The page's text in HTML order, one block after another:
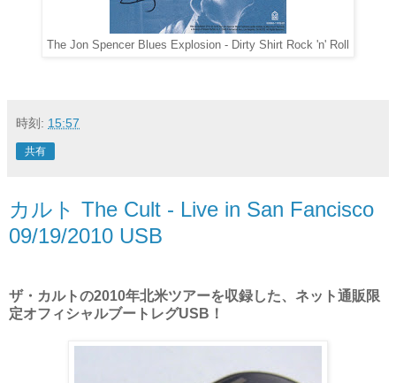
The Jon Spencer Blues Explosion - Dirty Shirt Rock 'n' Roll
時刻: 15:57
共有
カルト The Cult - Live in San Fancisco
09/19/2010 USB
ザ・カルトの2010年北米ツアーを収録した、ネット通販限
定オフィシャルブートレグUSB！